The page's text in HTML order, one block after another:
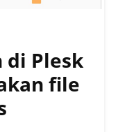
di Plesk
file